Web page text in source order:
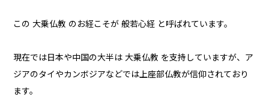
この 大乗仏教 のお経こそが 般若心経 と呼ばれています。
現在では日本や中国の大半は 大乗仏教 を支持していますが、ア
ジアのタイやカンボジアなどでは上座部仏教が信仰されており
ます。